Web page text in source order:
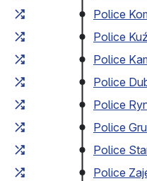
Police
Police
Police
Police
Police
Police
Police
Police